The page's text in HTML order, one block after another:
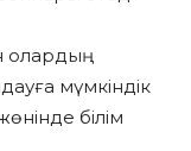
олардың
мүмкіндік
білім